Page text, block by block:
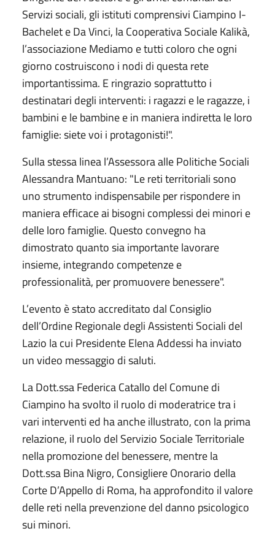
Servizi sociali, gli istituti comprensivi Ciampino I-
Bachelet e Da Vinci, la Cooperativa Sociale Kalikà,
l’associazione Mediamo e tutti coloro che ogni
giorno costruiscono i nodi di questa rete
importantissima. E ringrazio soprattutto i
destinatari degli interventi: i ragazzi e le ragazze, i
bambini e le bambine e in maniera indiretta le loro
famiglie: siete voi i protagonisti!".
Sulla stessa linea l’Assessora alle Politiche Sociali
Alessandra Mantuano: "Le reti territoriali sono
uno strumento indispensabile per rispondere in
maniera efficace ai bisogni complessi dei minori e
delle loro famiglie. Questo convegno ha
dimostrato quanto sia importante lavorare
insieme, integrando competenze e
professionalità, per promuovere benessere".
L’evento è stato accreditato dal Consiglio
dell’Ordine Regionale degli Assistenti Sociali del
Lazio la cui Presidente Elena Addessi ha inviato
un video messaggio di saluti.
La Dott.ssa Federica Catallo del Comune di
Ciampino ha svolto il ruolo di moderatrice tra i
vari interventi ed ha anche illustrato, con la prima
relazione, il ruolo del Servizio Sociale Territoriale
nella promozione del benessere, mentre la
Dott.ssa Bina Nigro, Consigliere Onorario della
Corte D’Appello di Roma, ha approfondito il valore
delle reti nella prevenzione del danno psicologico
sui minori.